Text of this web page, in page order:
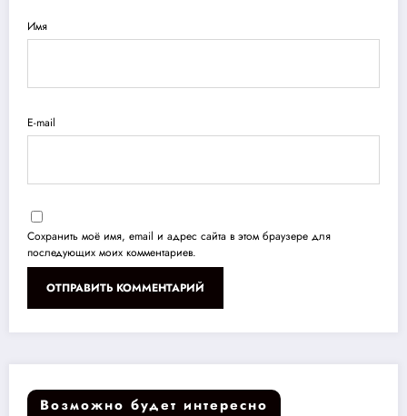
Имя
E-mail
Сохранить моё имя, email и адрес сайта в этом браузере для
последующих моих комментариев.
Возможно будет интересно